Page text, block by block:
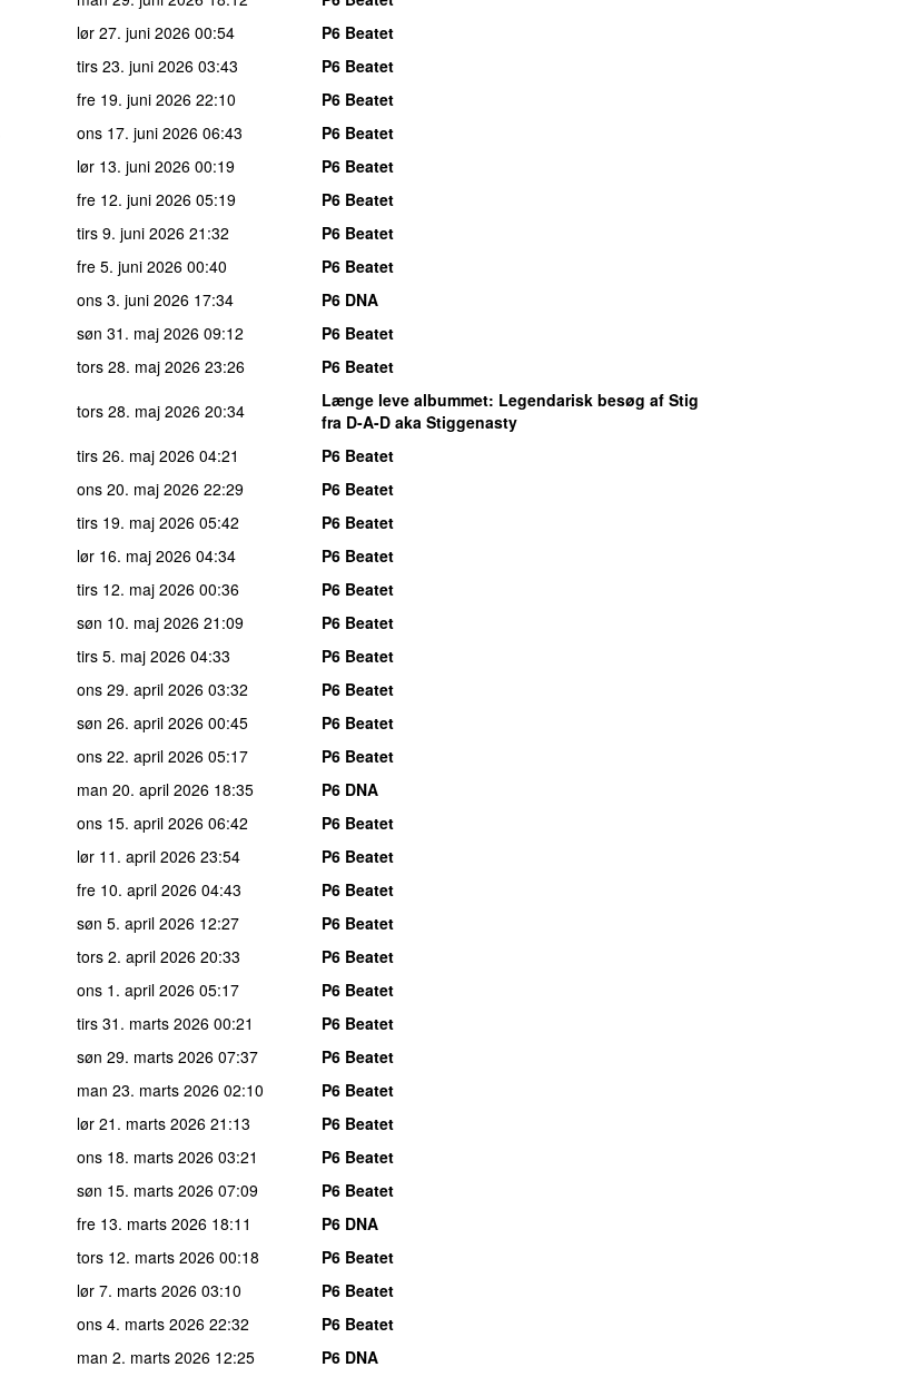
lør 27. juni 2026 00:54
P6 Beatet
tirs 23. juni 2026 03:43
P6 Beatet
fre 19. juni 2026 22:10
P6 Beatet
ons 17. juni 2026 06:43
P6 Beatet
lør 13. juni 2026 00:19
P6 Beatet
fre 12. juni 2026 05:19
P6 Beatet
tirs 9. juni 2026 21:32
P6 Beatet
fre 5. juni 2026 00:40
P6 Beatet
ons 3. juni 2026 17:34
P6 DNA
søn 31. maj 2026 09:12
P6 Beatet
tors 28. maj 2026 23:26
P6 Beatet
tors 28. maj 2026 20:34 Længe leve albummet: Legendarisk besøg af Stig
fra D-A-D aka Stiggenasty
tirs 26. maj 2026 04:21
P6 Beatet
ons 20. maj 2026 22:29
P6 Beatet
tirs 19. maj 2026 05:42
P6 Beatet
lør 16. maj 2026 04:34
P6 Beatet
tirs 12. maj 2026 00:36
P6 Beatet
søn 10. maj 2026 21:09
P6 Beatet
tirs 5. maj 2026 04:33
P6 Beatet
ons 29. april 2026 03:32
P6 Beatet
søn 26. april 2026 00:45
P6 Beatet
ons 22. april 2026 05:17
P6 Beatet
man 20. april 2026 18:35
P6 DNA
ons 15. april 2026 06:42
P6 Beatet
lør 11. april 2026 23:54
P6 Beatet
fre 10. april 2026 04:43
P6 Beatet
søn 5. april 2026 12:27
P6 Beatet
tors 2. april 2026 20:33
P6 Beatet
ons 1. april 2026 05:17
P6 Beatet
tirs 31. marts 2026 00:21
P6 Beatet
søn 29. marts 2026 07:37
P6 Beatet
man 23. marts 2026 02:10
P6 Beatet
lør 21. marts 2026 21:13
P6 Beatet
ons 18. marts 2026 03:21
P6 Beatet
søn 15. marts 2026 07:09
P6 Beatet
fre 13. marts 2026 18:11
P6 DNA
tors 12. marts 2026 00:18
P6 Beatet
lør 7. marts 2026 03:10
P6 Beatet
ons 4. marts 2026 22:32
P6 Beatet
man 2. marts 2026 12:25
P6 DNA